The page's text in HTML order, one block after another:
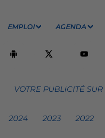
EMPLOI AGENDA
VOTRE PUBLICITÉ
2024 2023 2022